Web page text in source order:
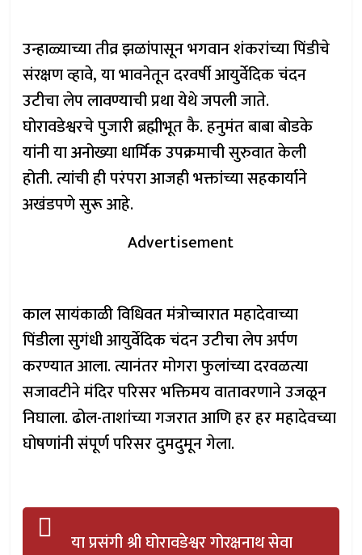
उन्हाळ्याच्या तीव्र झळांपासून भगवान शंकरांच्या पिंडीचे
संरक्षण व्हावे, या भावनेतून दरवर्षी आयुर्वेदिक चंदन
उटीचा लेप लावण्याची प्रथा येथे जपली जाते.
घोरावडेश्वरचे पुजारी ब्रह्मीभूत कै. हनुमंत बाबा बोडके
यांनी या अनोख्या धार्मिक उपक्रमाची सुरुवात केली
होती. त्यांची ही परंपरा आजही भक्तांच्या सहकार्याने
अखंडपणे सुरू आहे.
Advertisement
काल सायंकाळी विधिवत मंत्रोच्चारात महादेवाच्या
पिंडीला सुगंधी आयुर्वेदिक चंदन उटीचा लेप अर्पण
करण्यात आला. त्यानंतर मोगरा फुलांच्या दरवळत्या
सजावटीने मंदिर परिसर भक्तिमय वातावरणाने उजळून
निघाला. ढोल-ताशांच्या गजरात आणि हर हर महादेवच्या
घोषणांनी संपूर्ण परिसर दुमदुमून गेला.
या प्रसंगी श्री घोरावडेश्वर गोरक्षनाथ सेवा